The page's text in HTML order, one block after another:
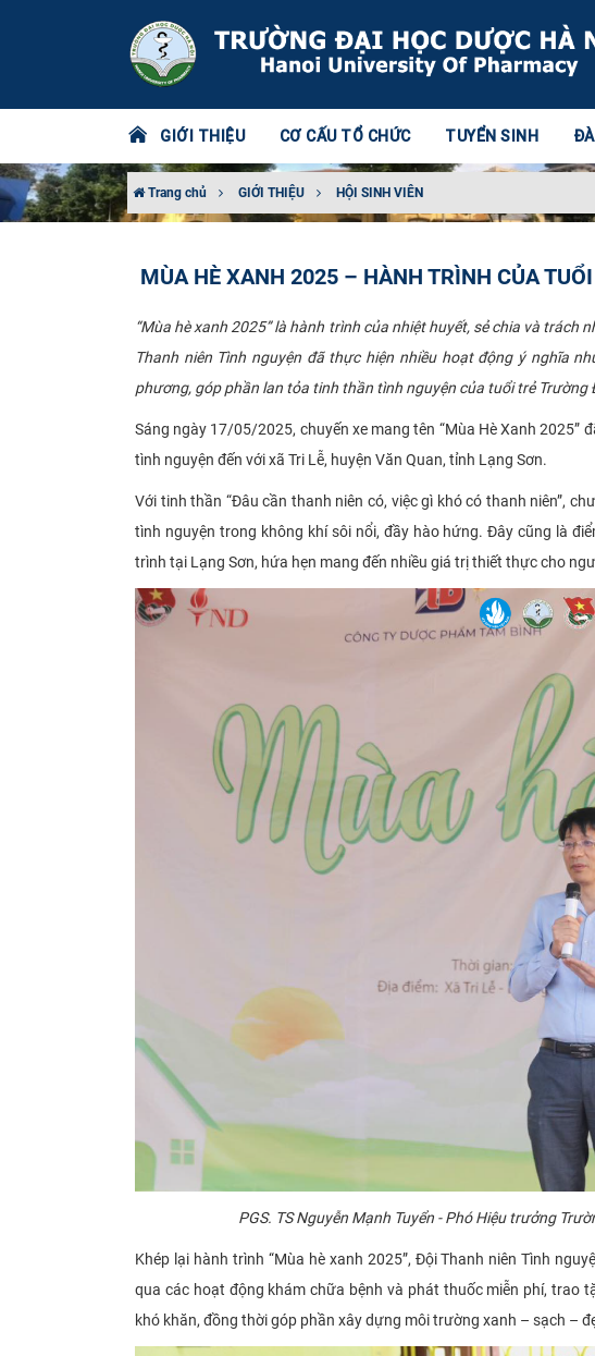
GIỚI THIỆU CƠ CẤU TỔ CHỨC TUYỂN SINH
Trang chủ GIỚI THIỆU HỘI SINH VIÊN
MÙA HÈ XANH 2025 – HÀNH TRÌNH CỦA
“Mùa hè xanh 2025” là hành trình của nhiệt huyết, sẻ chia và trách
Thanh niên Tình nguyện đã thực hiện nhiều hoạt động ý nghĩa
phương, góp phần lan tỏa tinh thần tình nguyện của tuổi trẻ Trường
Sáng ngày 17/05/2025, chuyến xe mang tên “Mùa Hè Xanh
tình nguyện đến với xã Tri Lễ, huyện Văn Quan, tỉnh Lạng Sơn.
Với tinh thần “Đâu cần thanh niên có, việc gì khó có thanh niên”,
tình nguyện trong không khí sôi nổi, đầy hào hứng. Đây cũng là
trình tại Lạng Sơn, hứa hẹn mang đến nhiều giá trị thiết thực cho
PGS. TS Nguyễn Mạnh Tuyển - Phó Hiệu trưởng
Khép lại hành trình “Mùa hè xanh 2025”, Đội Thanh niên Tình
qua các hoạt động khám chữa bệnh và phát thuốc miễn phí, trao
khó khăn, đồng thời góp phần xây dựng môi trường xanh – sạch –